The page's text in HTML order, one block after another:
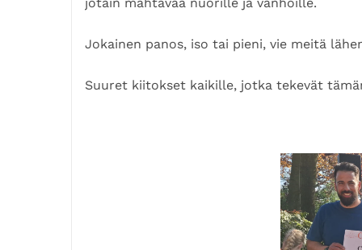
luomaan paikan, joka on täynnä liikettä, iloa
Autatko sinä?
Jokainen panos, iso tai pieni, vie meitä
Suuret kiitokset kaikille, jotka tekevät